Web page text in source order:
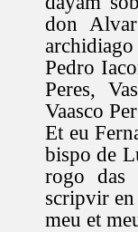
don
Pedro
Peres,
Vaasco
Et eu
bispo de
rogo das
scripvir
meu et